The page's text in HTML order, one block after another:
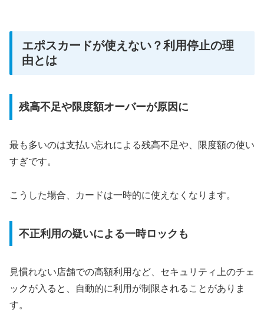
エポスカードが使えない？利用停止の理
由とは
残高不足や限度額オーバーが原因に
最も多いのは支払い忘れによる残高不足や、限度額の使い
すぎです。
こうした場合、カードは一時的に使えなくなります。
不正利用の疑いによる一時ロックも
見慣れない店舗での高額利用など、セキュリティ上のチェ
ックが入ると、自動的に利用が制限されることがありま
す。